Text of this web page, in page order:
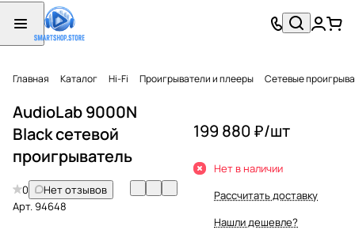
Главная Каталог Hi-Fi Проигрыватели и плееры Сетевые
AudioLab 9000N
Black сетевой
проигрыватель
0
Нет отзывов
Арт.94648
199 880 ₽/шт
Нет в наличии
Рассчитать доставку
Нашли дешевле?